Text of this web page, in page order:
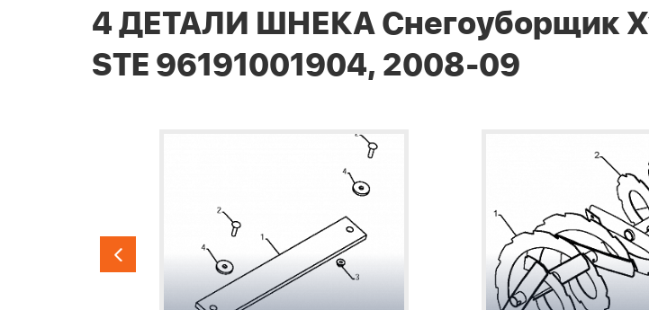
4 ДЕТАЛИ ШНЕКА Снегоуборщик
STE 96191001904, 2008-09